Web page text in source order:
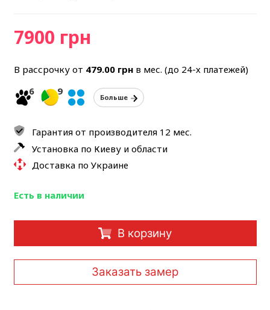
7900 грн
В рассрочку от 479.00грнв мес. (до 24-х платежей)
6
9
Больше
Гарантия от производителя 12 мес.
Установка по Киеву и области
Доставка по Украине
Есть в наличии
В корзину
Заказать замер